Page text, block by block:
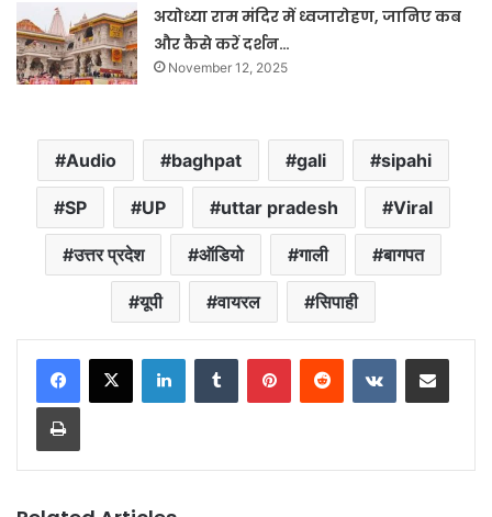
अयोध्या राम मंदिर में ध्वजारोहण, जानिए कब
और कैसे करें दर्शन…
November 12, 2025
Audio baghpat gali sipahi
SP UP uttar pradesh Viral
उत्तर प्रदेश ऑडियो गाली बागपत
यूपी वायरल सिपाही
LinkedInTumblr PinterestReddit VKontakteShare via Email
Print